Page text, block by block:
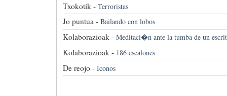
Txokotik - Terroristas
Jo puntua - Bailando con lobos
Kolaborazioak - Meditaci�n ante la tumba de un
Kolaborazioak - 186 escalones
De reojo - Iconos